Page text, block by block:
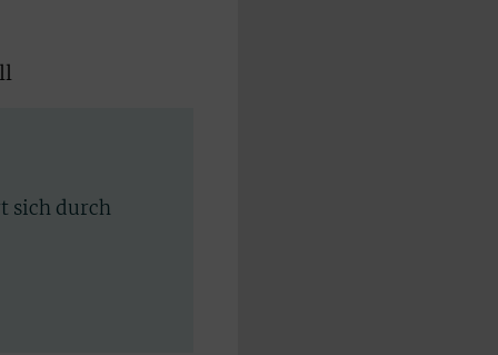
sich durch